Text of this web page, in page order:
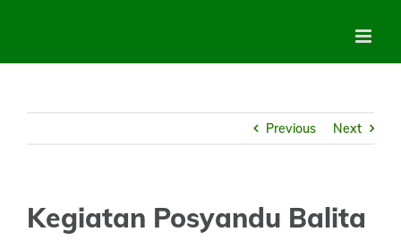
content
Previous Next
Kegiatan Posyandu Balita